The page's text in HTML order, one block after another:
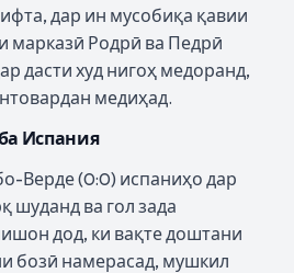
дар ин мусобиқа қавии
марказӣ Родрӣ ва Педрӣ
дасти худ нигоҳ медоранд,
медиҳад.
Испания
Верде (0:0) испаниҳо дар
шуданд ва гол зада
дод, ки вақте доштани
бозӣ намерасад, мушкил